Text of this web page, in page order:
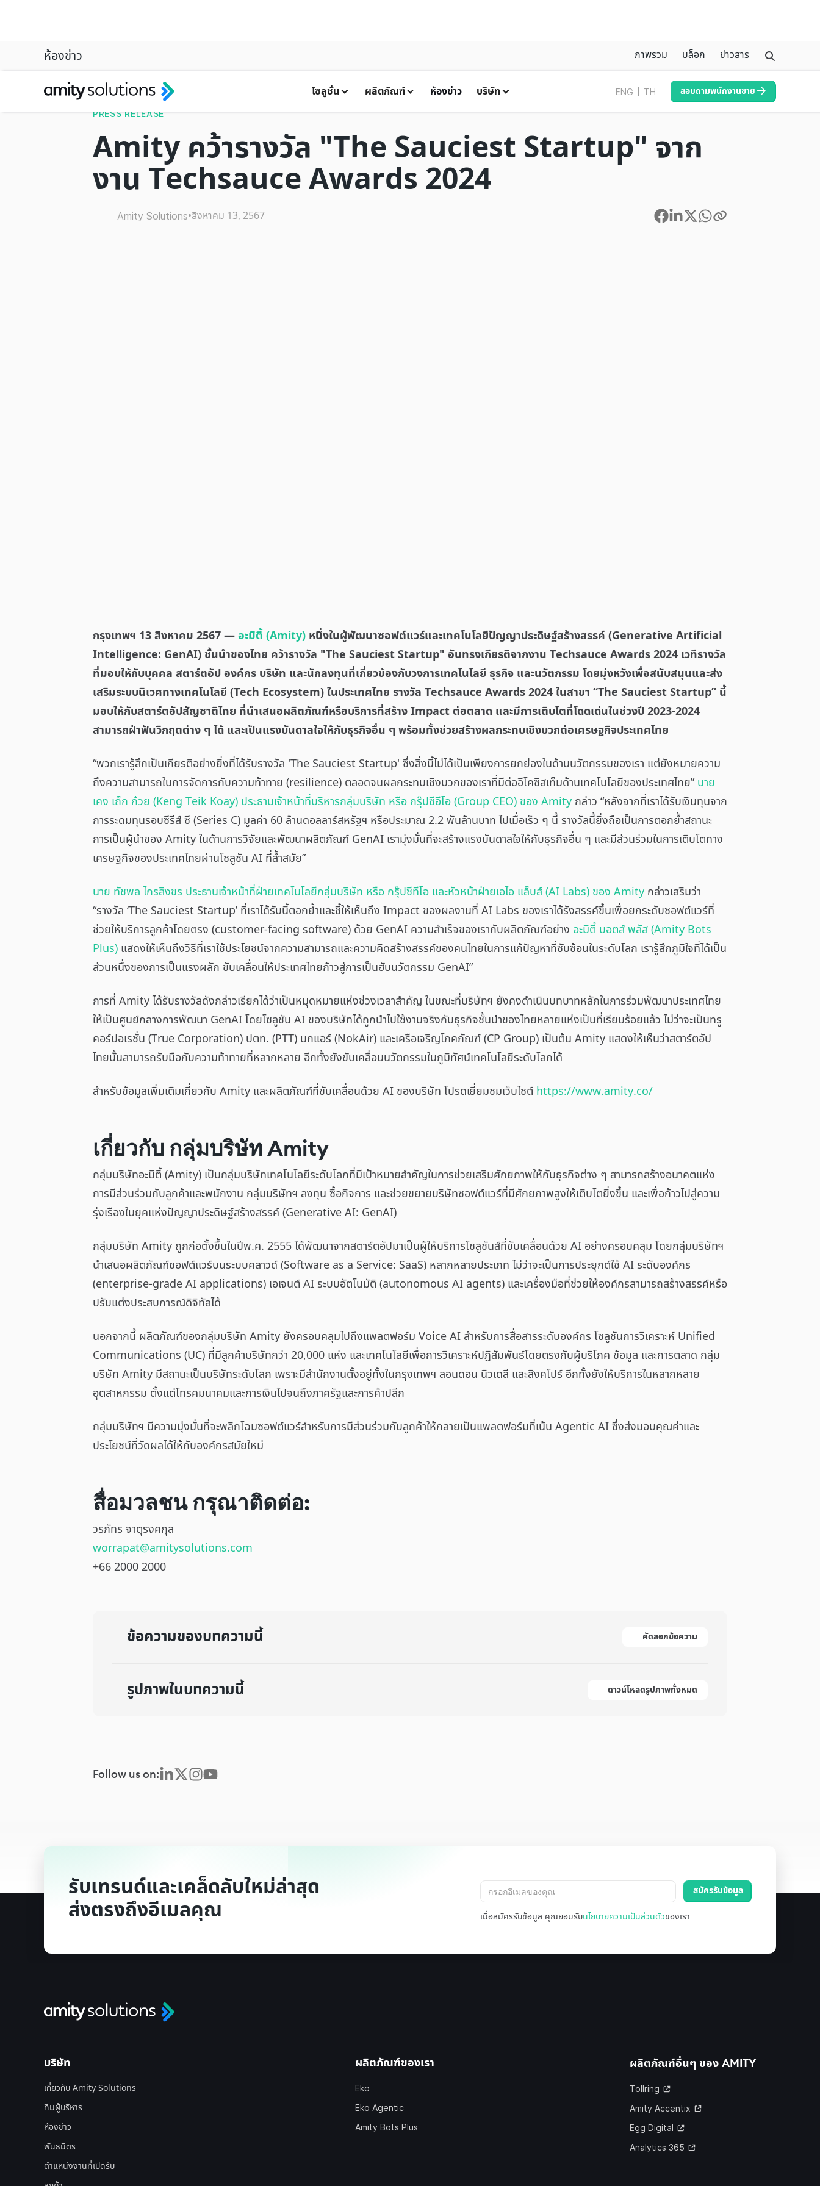
โซลูชั่น ผลิตภัณฑ์ ห้องข่าว บริษัท ENG TH สอบถามพนักงานขาย
ห้องข่าว ภาพรวม บล็อก ข่าวสาร
PRESS RELEASE
Amity คว้ารางวัล "The Sauciest Startup" จาก
งาน Techsauce Awards 2024
Amity Solutions•สิงหาคม 13, 2567
กรุงเทพฯ 13 สิงหาคม 2567 —อะมิตี้ (Amity) หนึ่งในผู้พัฒนาซอฟต์แวร์และเทคโนโลยีปัญญาประดิษฐ์สร้างสรรค์ (Generative Artificial
Intelligence: GenAI) ชั้นนำของไทย คว้ารางวัล "The Sauciest Startup" อันทรงเกียรติจากงาน Techsauce Awards 2024 เวทีรางวัล
ที่มอบให้กับบุคคล สตาร์ตอัป องค์กร บริษัท และนักลงทุนที่เกี่ยวข้องกับวงการเทคโนโลยี ธุรกิจ และนวัตกรรม โดยมุ่งหวังเพื่อสนับสนุนและส่ง
เสริมระบบนิเวศทางเทคโนโลยี (Tech Ecosystem) ในประเทศไทย รางวัล Techsauce Awards 2024 ในสาขา “The Sauciest Startup” นี้
มอบให้กับสตาร์ตอัปสัญชาติไทย ที่นำเสนอผลิตภัณฑ์หรือบริการที่สร้าง Impact ต่อตลาด และมีการเติบโตที่โดดเด่นในช่วงปี 2023-2024
สามารถฝ่าฟันวิกฤตต่าง ๆ ได้ และเป็นแรงบันดาลใจให้กับธุรกิจอื่น ๆ พร้อมทั้งช่วยสร้างผลกระทบเชิงบวกต่อเศรษฐกิจประเทศไทย
“พวกเรารู้สึกเป็นเกียรติอย่างยิ่งที่ได้รับรางวัล 'The Sauciest Startup' ซึ่งสิ่งนี้ไม่ได้เป็นเพียงการยกย่องในด้านนวัตกรรมของเรา แต่ยังหมายความ
ถึงความสามารถในการจัดการกับความท้าทาย (resilience) ตลอดจนผลกระทบเชิงบวกของเราที่มีต่ออีโคซิสเท็มด้านเทคโนโลยีของประเทศไทย” นาย
เคง เถ็ก ก๋วย (Keng Teik Koay) ประธานเจ้าหน้าที่บริหารกลุ่มบริษัท หรือ กรุ๊ปซีอีโอ (Group CEO) ของ Amity กล่าว “หลังจากที่เราได้รับเงินทุนจาก
การระดมทุนรอบซีรีส์ ซี (Series C) มูลค่า 60 ล้านดอลลาร์สหรัฐฯ หรือประมาณ 2.2 พันล้านบาท ไปเมื่อเร็ว ๆ นี้ รางวัลนี้ยิ่งถือเป็นการตอกย้ำสถานะ
การเป็นผู้นำของ Amity ในด้านการวิจัยและพัฒนาผลิตภัณฑ์ GenAI เรามุ่งมั่นที่จะสร้างแรงบันดาลใจให้กับธุรกิจอื่น ๆ และมีส่วนร่วมในการเติบโตทาง
เศรษฐกิจของประเทศไทยผ่านโซลูชัน AI ที่ล้ำสมัย”
นาย ทัชพล ไกรสิงขร ประธานเจ้าหน้าที่ฝ่ายเทคโนโลยีกลุ่มบริษัท หรือ กรุ๊ปซีทีโอ และหัวหน้าฝ่ายเอไอ แล็บส์ (AI Labs) ของ Amity กล่าวเสริมว่า
“รางวัล ‘The Sauciest Startup’ ที่เราได้รับนี้ตอกย้ำและชี้ให้เห็นถึง Impact ของผลงานที่ AI Labs ของเราได้รังสรรค์ขึ้นเพื่อยกระดับซอฟต์แวร์ที่
ช่วยให้บริการลูกค้าโดยตรง (customer-facing software) ด้วย GenAI ความสำเร็จของเรากับผลิตภัณฑ์อย่าง อะมิตี้ บอตส์ พลัส (Amity Bots
Plus) แสดงให้เห็นถึงวิธีที่เราใช้ประโยชน์จากความสามารถและความคิดสร้างสรรค์ของคนไทยในการแก้ปัญหาที่ซับซ้อนในระดับโลก เรารู้สึกภูมิใจที่ได้เป็น
ส่วนหนึ่งของการเป็นแรงผลัก ขับเคลื่อนให้ประเทศไทยก้าวสู่การเป็นฮับนวัตกรรม GenAI”
การที่ Amity ได้รับรางวัลดังกล่าวเรียกได้ว่าเป็นหมุดหมายแห่งช่วงเวลาสำคัญ ในขณะที่บริษัทฯ ยังคงดำเนินบทบาทหลักในการร่วมพัฒนาประเทศไทย
ให้เป็นศูนย์กลางการพัฒนา GenAI โดยโซลูชัน AI ของบริษัทได้ถูกนำไปใช้งานจริงกับธุรกิจชั้นนำของไทยหลายแห่งเป็นที่เรียบร้อยแล้ว ไม่ว่าจะเป็นทรู
คอร์ปอเรชั่น (True Corporation) ปตท. (PTT) นกแอร์ (NokAir) และเครือเจริญโภคภัณฑ์ (CP Group) เป็นต้น Amity แสดงให้เห็นว่าสตาร์ตอัป
ไทยนั้นสามารถรับมือกับความท้าทายที่หลากหลาย อีกทั้งยังขับเคลื่อนนวัตกรรมในภูมิทัศน์เทคโนโลยีระดับโลกได้
สำหรับข้อมูลเพิ่มเติมเกี่ยวกับ Amity และผลิตภัณฑ์ที่ขับเคลื่อนด้วย AI ของบริษัท โปรดเยี่ยมชมเว็บไซต์ https://www.amity.co/
เกี่ยวกับ กลุ่มบริษัท Amity
กลุ่มบริษัทอะมิตี้ (Amity) เป็นกลุ่มบริษัทเทคโนโลยีระดับโลกที่มีเป้าหมายสำคัญในการช่วยเสริมศักยภาพให้กับธุรกิจต่าง ๆ สามารถสร้างอนาคตแห่ง
การมีส่วนร่วมกับลูกค้าและพนักงาน กลุ่มบริษัทฯ ลงทุน ซื้อกิจการ และช่วยขยายบริษัทซอฟต์แวร์ที่มีศักยภาพสูงให้เติบโตยิ่งขึ้น และเพื่อก้าวไปสู่ความ
รุ่งเรืองในยุคแห่งปัญญาประดิษฐ์สร้างสรรค์ (Generative AI: GenAI)
กลุ่มบริษัท Amity ถูกก่อตั้งขึ้นในปีพ.ศ. 2555 ได้พัฒนาจากสตาร์ตอัปมาเป็นผู้ให้บริการโซลูชันส์ที่ขับเคลื่อนด้วย AI อย่างครอบคลุม โดยกลุ่มบริษัทฯ
นำเสนอผลิตภัณฑ์ซอฟต์แวร์บนระบบคลาวด์ (Software as a Service: SaaS) หลากหลายประเภท ไม่ว่าจะเป็นการประยุกต์ใช้ AI ระดับองค์กร
(enterprise-grade AI applications) เอเจนต์ AI ระบบอัตโนมัติ (autonomous AI agents) และเครื่องมือที่ช่วยให้องค์กรสามารถสร้างสรรค์หรือ
ปรับแต่งประสบการณ์ดิจิทัลได้
นอกจากนี้ ผลิตภัณฑ์ของกลุ่มบริษัท Amity ยังครอบคลุมไปถึงแพลตฟอร์ม Voice AI สำหรับการสื่อสารระดับองค์กร โซลูชันการวิเคราะห์ Unified
Communications (UC) ที่มีลูกค้าบริษัทกว่า 20,000 แห่ง และเทคโนโลยีเพื่อการวิเคราะห์ปฏิสัมพันธ์โดยตรงกับผู้บริโภค ข้อมูล และการตลาด กลุ่ม
บริษัท Amity มีสถานะเป็นบริษัทระดับโลก เพราะมีสำนักงานตั้งอยู่ทั้งในกรุงเทพฯ ลอนดอน นิวเดลี และสิงคโปร์ อีกทั้งยังให้บริการในหลากหลาย
อุตสาหกรรม ตั้งแต่โทรคมนาคมและการเงินไปจนถึงภาครัฐและการค้าปลีก
กลุ่มบริษัทฯ มีความมุ่งมั่นที่จะพลิกโฉมซอฟต์แวร์สำหรับการมีส่วนร่วมกับลูกค้าให้กลายเป็นแพลตฟอร์มที่เน้น Agentic AI ซึ่งส่งมอบคุณค่าและ
ประโยชน์ที่วัดผลได้ให้กับองค์กรสมัยใหม่
สื่อมวลชน กรุณาติดต่อ:
วรภัทร จาตุรงคกุล
worrapat@amitysolutions.com
+66 2000 2000
ข้อความของบทความนี้ คัดลอกข้อความ
รูปภาพในบทความนี้ ดาวน์โหลดรูปภาพทั้งหมด
Follow us on:
รับเทรนด์และเคล็ดลับใหม่ล่าสุด
ส่งตรงถึงอีเมลคุณ เมื่อสมัครรับข้อมูล คุณยอมรับนโยบายความเป็นส่วนตัวของเรา
บริษัท
เกี่ยวกับ Amity Solutions
ทีมผู้บริหาร
ห้องข่าว
พันธมิตร
ตำแหน่งงานที่เปิดรับ
ผลิตภัณฑ์ของเรา
Eko
Eko Agentic
Amity Bots Plus
ผลิตภัณฑ์อื่นๆ ของ AMITY
Tollring
Amity Accentix
Egg Digital
Analytics 365